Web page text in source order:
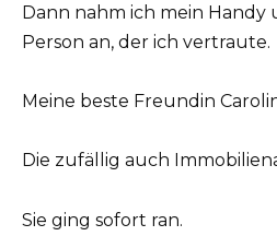
Dann nahm ich mein Handy
Person an, der ich vertraute.
Meine beste Freundin
Die zufällig auch
Sie ging sofort ran.